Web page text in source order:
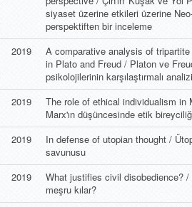
siyaset üzerine etkileri üzerine
perspektiften bir inceleme
2019
A comparative analysis of
in Plato and Freud / Platon ve
psikolojilerinin karşılaştırmalı analizi
2019
The role of ethical individualism in
Marx'ın düşüncesinde etik
2019
In defense of utopian thought /
savunusu
2019
What justifies civil disobedience?
meşru kılar?